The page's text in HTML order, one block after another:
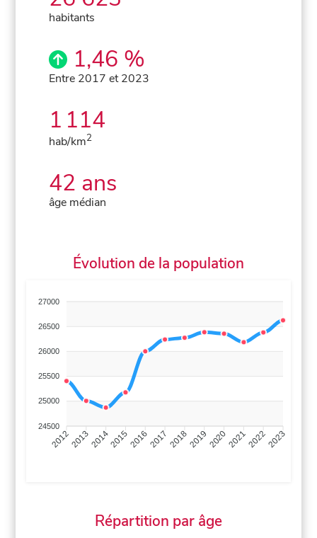
habitants
1,46 %
Entre 2017 et 2023
1 114
hab/km2
42 ans
âge médian
Évolution de la population
27000
26500
26000
25500
25000
24500
201220132014201520162017 201820192020202120222023
Répartition par âge